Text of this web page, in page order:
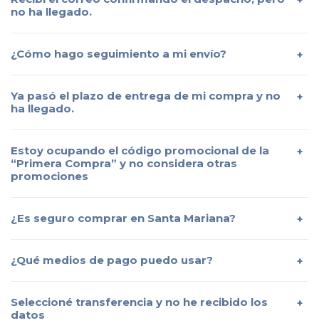
no ha llegado.
¿Cómo hago seguimiento a mi envío?
Ya pasó el plazo de entrega de mi compra y no
ha llegado.
Estoy ocupando el código promocional de la
“Primera Compra” y no considera otras
promociones
¿Es seguro comprar en Santa Mariana?
¿Qué medios de pago puedo usar?
Seleccioné transferencia y no he recibido los
datos